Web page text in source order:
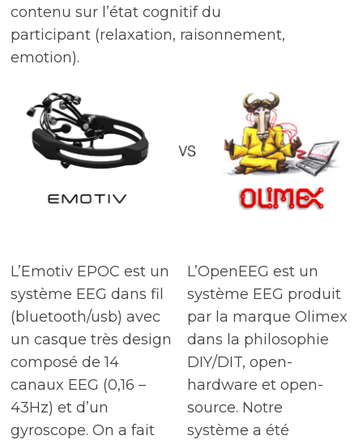
contenu sur l’état cognitif du
participant (relaxation, raisonnement,
emotion).
L’Emotiv EPOC est un
système EEG dans fil
(bluetooth/usb) avec
un casque très design
composé de 14
canaux EEG (0,16 –
43Hz) et d’un
gyroscope. On a fait
L’OpenEEG est un
système EEG produit
par la marque Olimex
dans la philosophie
DIY/DIT, open-
hardware et open-
source. Notre
système a été